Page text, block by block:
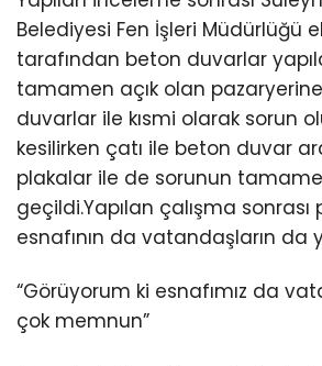
Belediyesi Fen İşleri Müdürlüğü
tarafından beton duvarlar
tamamen açık olan
duvarlar ile kısmi olarak sorun
kesilirken çatı ile beton duvar
plakalar ile de sorunun
geçildi.Yapılan çalışma sonrası
esnafının da vatandaşların da
“Görüyorum ki esnafımız da
çok memnun”